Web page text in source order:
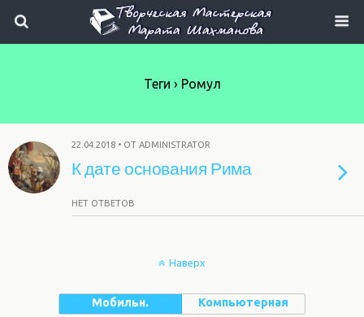
Теги › Ромул
22.04.2018 • ОТ ADMINISTRATOR
К дате основания Рима
НЕТ ОТВЕТОВ
Наверх
Мобильн. Компьютерная